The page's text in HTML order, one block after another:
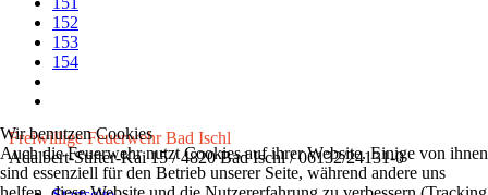
152
153
154
Freiwillige Feuerwehr Bad Ischl
Adalbert-Stifter-Kai 15 / 4820 Bad Ischl / 06132/24131-0
Wir benutzen Cookies
Auch die Feuerwehr nutzt Cookies auf ihrer Website. Einige von ihnen
sind essenziell für den Betrieb unserer Seite, während andere uns